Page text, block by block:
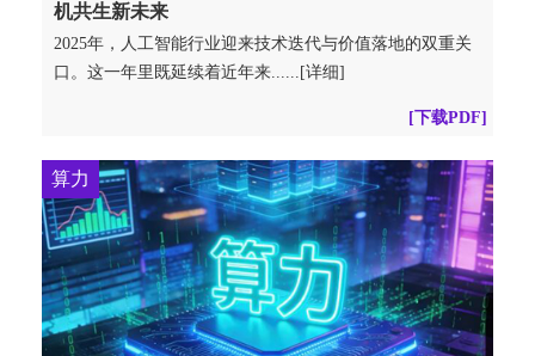
机共生新未来
2025年，人工智能行业迎来技术迭代与价值落地的双重关
口。这一年里既延续着近年来......[详细]
[下载PDF]
算力